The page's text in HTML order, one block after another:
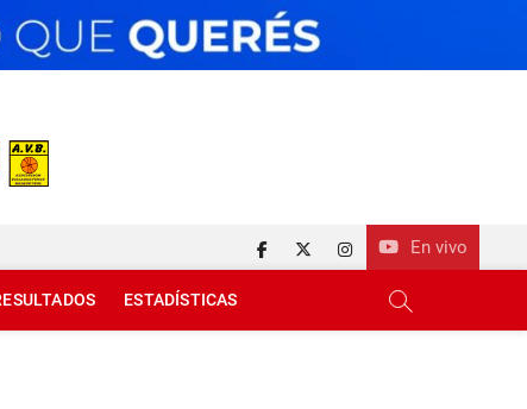
En vivo
facebook
twitterinstagram
ESTADÍSTICAS